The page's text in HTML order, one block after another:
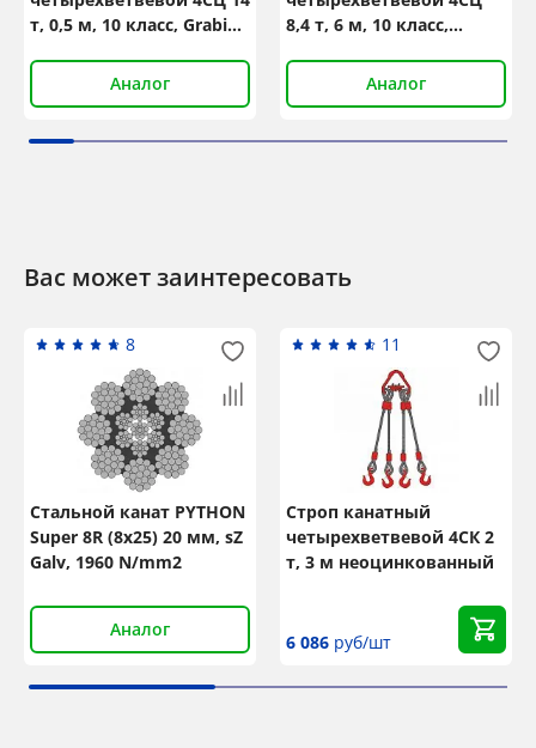
т, 0,5 м, 10 класс, GrabiQ
Аналог
8,4 т, 6 м, 10 класс,
Аналог
Вас может заинтересовать
8
Стальной канат PYTHON
Super 8R (8x25) 20 мм, sZ
Galv, 1960 N/mm2
Аналог
11
Строп канатный
четырехветвевой 4СК 2
т, 3 м неоцинкованный
6 086 руб/шт